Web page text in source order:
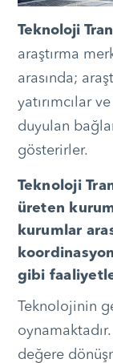
Teknoloji
araştırma
arasında;
yatırımcılar
duyulan
gösterirler.
Teknoloji
üreten
kurumlar
gibi
Teknolojinin
değere